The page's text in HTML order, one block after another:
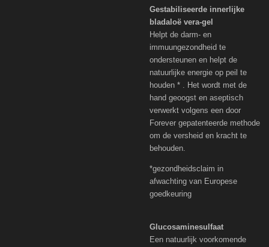
Gestabiliseerde innerlijke
bladaloë vera-gel
Helpt de darm- en
immuungezondheid te
ondersteunen en helpt de
natuurlijke energie op peil te
houden * . Het wordt met de
hand geoogst en aseptisch
verwerkt volgens een door
Forever gepatenteerde methode
om de versheid en kracht te
behouden.
*gezondheidsclaim in
afwachting van Europese
goedkeuring
Glucosaminesulfaat
Een natuurlijk voorkomende